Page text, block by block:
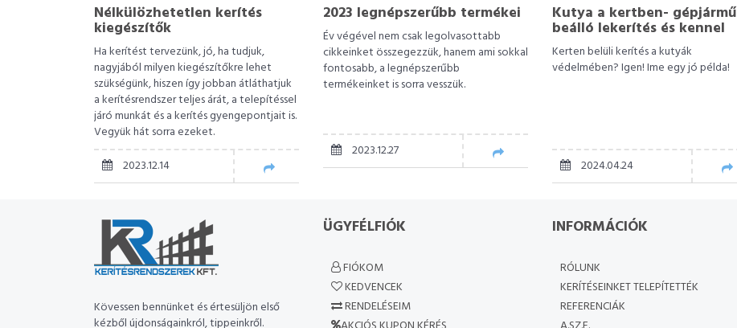
Nélkülözhetetlen kerítés
kiegészítők
Ha kerítést tervezünk, jó, ha tudjuk,
nagyjából milyen kiegészítőkre lehet
szükségünk, hiszen így jobban átláthatjuk
a kerítésrendszer teljes árát, a telepítéssel
járó munkát és a kerítés gyengepontjait is.
Vegyük hát sorra ezeket.
2023.12.14
2023 legnépszerűbb termékei
Év végével nem csak legolvasottabb
cikkeinket összegezzük, hanem ami sokkal
fontosabb, a legnépszerűbb
termékeinket is sorra vesszük.
2023.12.27
Kutya a kertben- gépjármű
beálló lekerítés és kennel
Kerten belüli kerítés a kutyák
védelmében? Igen! Ime egy jó példa!
2024.04.24
Kövessen bennünket és értesüljön első
kézből újdonságainkról, tippeinkről.
ÜGYFÉLFIÓK
FIÓKOM
KEDVENCEK
RENDELÉSEIM
INFORMÁCIÓK
RÓLUNK
KERÍTÉSEINKET TELEPÍTETTÉK
REFERENCIÁK